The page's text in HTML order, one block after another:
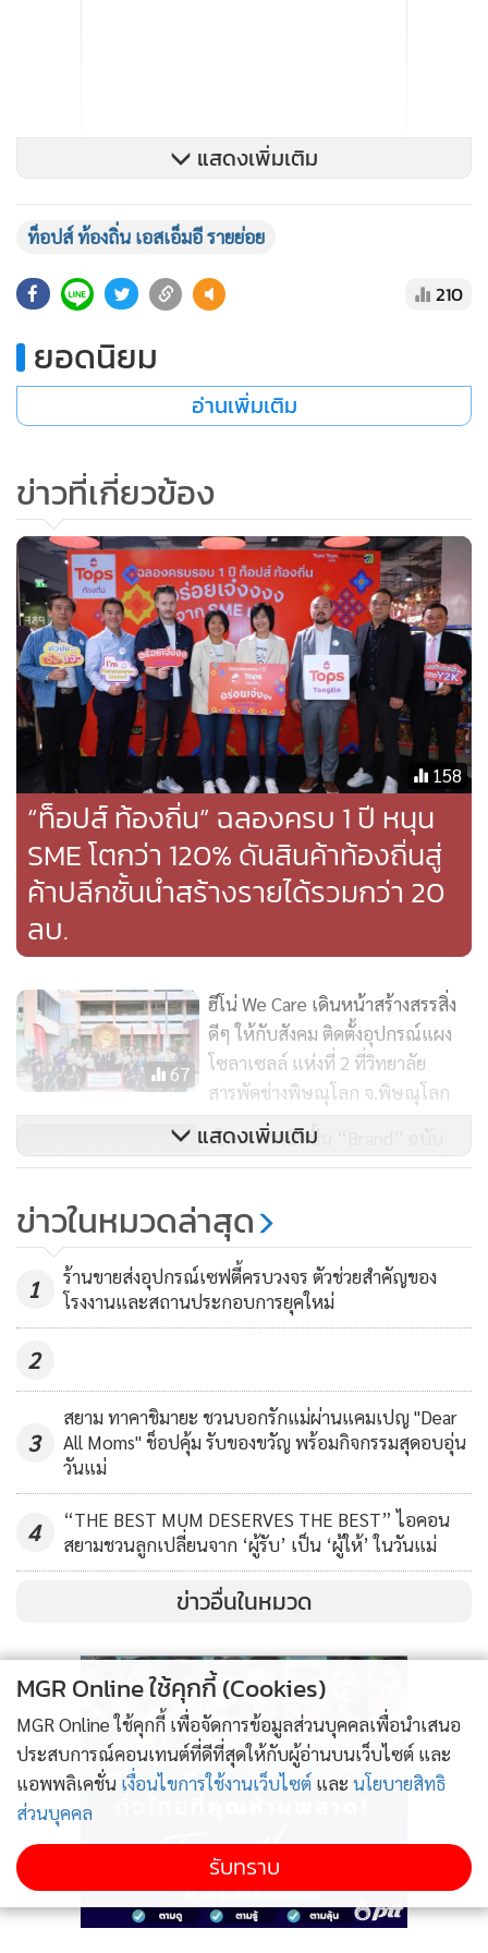
นายไบรอัน ฮิลล์ ผู้อำนวยการ ท็อปส์ ท้องถิ่น บริษัท เซ็นทรัล ฟู้ด
รีเทล จำกัด ในเครือเซ็นทรัล รีเทล กล่าวว่า ตลอดระยะเวลา 1 ปี
ตั้งแต่เริ่มดำเนินโครงการท็อปส์ ท้องถิ่น มีผู้ประกอบการเอสเอ็
มอีสมัครเข้าร่วมโครงการกว่า 700 รายจากทั่วประเทศ ขับ
เคลื่อนให้เอสเอ็มอีไทยได้ค้นพบโอกาสและสร้างการเติบโตทาง
ธุรกิจอย่างยั่งยืน ภายใต้แนวคิด "Discover Opportunities
Together" ด้วยบทบาทการทำหน้าที่เป็นสะพานเชื่อมระหว่างผู้
ประกอบการเอสเอ็มอีที่มีศักยภาพสูง เปิดพื้นที่วางจำหน่าย
สินค้าและยกระดับสู่ร้านค้าโมเดิร์นเทรด ช่วยให้ลูกค้าได้เข้าถึง
สินค้าคุณภาพที่หลากหลาย
ปัจจุบันมีผู้ประกอบการที่ได้รับการคัดเลือกเป็นพาร์ตเนอร์ร่วม
กับท็อปส์ 70 ราย และมีผลิตภัณฑ์รวมทั้งสิ้น 170 รายการที่ได้รับ
การพัฒนาคุณภาพในทุกด้านเพื่อวางจำหน่ายที่ท็อปส์ ซึ่งท็อปส์
ท้องถิ่น พร้อมเดินหน้าเพื่อโอกาสและการเติบโตอย่างยั่งยืนของ
ผู้ประกอบการรายย่อย ด้วยการตั้งเป้าจำนวนผู้ประกอบการ
พาร์ตเนอร์เพิ่มขึ้น 125% และเพิ่มจำนวนรายการสินค้า 145%
ภายในปี 2567
แสดงเพิ่มเติม
ท็อปส์ ท้องถิ่น เอสเอ็มอี รายย่อย
210
ยอดนิยม
อ่านเพิ่มเติม
ข่าวที่เกี่ยวข้อง
158
“ท็อปส์ ท้องถิ่น” ฉลองครบ 1 ปี หนุน
SME โตกว่า 120% ดันสินค้าท้องถิ่นสู่
ค้าปลีกชั้นนำสร้างรายได้รวมกว่า 20
ลบ.
67
ฮีโน่ We Care เดินหน้าสร้างสรรสิ่ง
ดีๆ ให้กับสังคม ติดตั้งอุปกรณ์แผง
โซลาเซลล์ แห่งที่ 2 ที่วิทยาลัย
สารพัดช่างพิษณุโลก จ.พิษณุโลก
เปิด 4 เทคนิคปั้น “Brand” ฉบับ
SME ชู “Personal Branding” สู่
91
SIX Network ประกาศรีแบรนด์ครั้ง
ใหญ่ ปรับโฉมการดำเนินงานใหม่
เพื่อสนับสนุนธุรกิจที่สนใจเข้าสู่โลก
แสดงเพิ่มเติม
ข่าวในหมวดล่าสุด
1
ร้านขายส่งอุปกรณ์เซฟตี้ครบวงจร ตัวช่วยสำคัญของ
โรงงานและสถานประกอบการยุคใหม่
2
3
สยาม ทาคาชิมายะ ชวนบอกรักแม่ผ่านแคมเปญ "Dear
All Moms" ช็อปคุ้ม รับของขวัญ พร้อมกิจกรรมสุดอบอุ่น
วันแม่
4
“THE BEST MUM DESERVES THE BEST” ไอคอน
สยามชวนลูกเปลี่ยนจาก ‘ผู้รับ’ เป็น ‘ผู้ให้’ ในวันแม่
ข่าวอื่นในหมวด
MGR Online ใช้คุกกี้ (Cookies)
MGR Online ใช้คุกกี้ เพื่อจัดการข้อมูลส่วนบุคคลเพื่อนำเสนอ
ประสบการณ์คอนเทนต์ที่ดีที่สุดให้กับผู้อ่านบนเว็บไซต์ และ
แอพพลิเคชั่น เงื่อนไขการใช้งานเว็บไซต์ และ นโยบายสิทธิ
ส่วนบุคคล
รับทราบ